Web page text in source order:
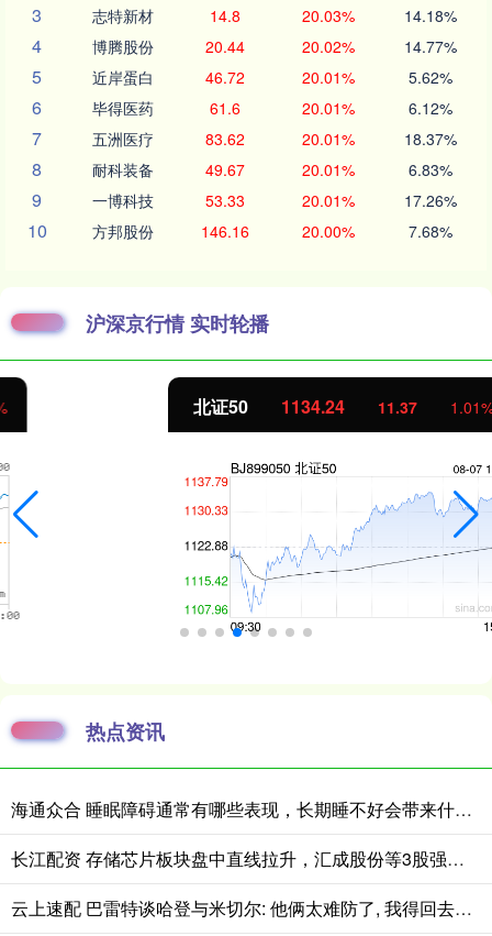
3 志特新材 14.8 20.03% 14.18%
4 博腾股份 20.44 20.02% 14.77%
5 近岸蛋白 46.72 20.01% 5.62%
6 毕得医药 61.6 20.01% 6.12%
7 五洲医疗 83.62 20.01% 18.37%
8 耐科装备 49.67 20.01% 6.83%
9 一博科技 53.33 20.01% 17.26%
10 方邦股份 146.16 20.00% 7.68%
沪深京行情 实时轮播
1134.24 11.37 1.01%
热点资讯
海通众合 睡眠障碍通常有哪些表现，长期睡不好会带来什么影响
长江配资 存储芯片板块盘中直线拉升，汇成股份等3股强势涨停
云上速配 巴雷特谈哈登与米切尔: 他俩太难防了, 我得回去研究下录像